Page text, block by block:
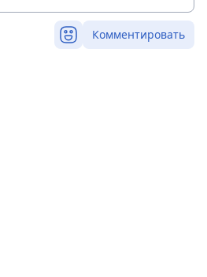
Комментировать